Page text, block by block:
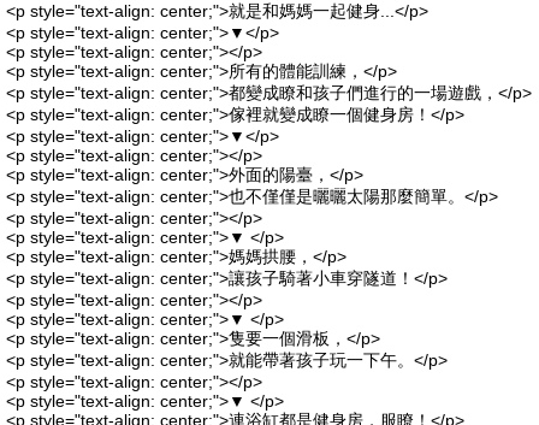
<p style="text-align: center;">就是和媽媽一起健身...</p>
<p style="text-align: center;">▼</p>
<p style="text-align: center;"></p>
<p style="text-align: center;">所有的體能訓練，</p>
<p style="text-align: center;">都變成瞭和孩子們進行的一場遊戲，</p>
<p style="text-align: center;">傢裡就變成瞭一個健身房！</p>
<p style="text-align: center;">▼</p>
<p style="text-align: center;"></p>
<p style="text-align: center;">外面的陽臺，</p>
<p style="text-align: center;">也不僅僅是曬曬太陽那麼簡單。</p>
<p style="text-align: center;"></p>
<p style="text-align: center;">▼ </p>
<p style="text-align: center;">媽媽拱腰，</p>
<p style="text-align: center;">讓孩子騎著小車穿隧道！</p>
<p style="text-align: center;"></p>
<p style="text-align: center;">▼ </p>
<p style="text-align: center;">隻要一個滑板，</p>
<p style="text-align: center;">就能帶著孩子玩一下午。</p>
<p style="text-align: center;"></p>
<p style="text-align: center;">▼ </p>
<p style="text-align: center;">連浴缸都是健身房，服瞭！</p>